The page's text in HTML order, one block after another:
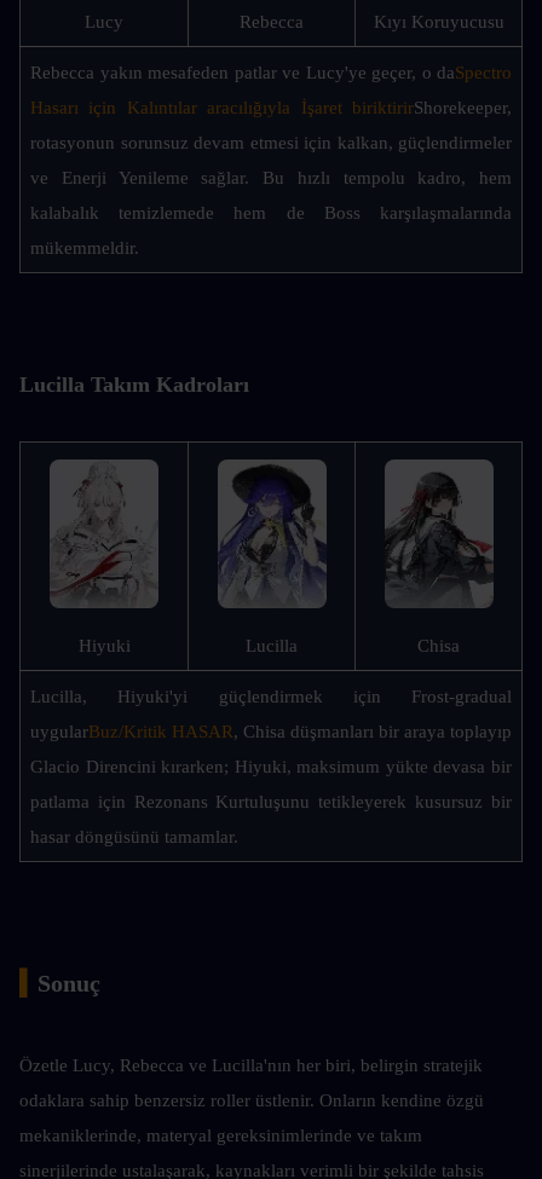
Lucy Rebecca Kıyı Koruyucusu
Rebecca yakın mesafeden patlar ve Lucy'ye geçer, o daSpectro
Hasarı için Kalıntılar aracılığıyla İşaret biriktirirShorekeeper,
rotasyonun sorunsuz devam etmesi için kalkan, güçlendirmeler
ve Enerji Yenileme sağlar. Bu hızlı tempolu kadro, hem
kalabalık temizlemede hem de Boss karşılaşmalarında
mükemmeldir.
Lucilla Takım Kadroları
Hiyuki Lucilla Chisa
Lucilla, Hiyuki'yi güçlendirmek için Frost-gradual
uygularBuz/Kritik HASAR, Chisa düşmanları bir araya toplayıp
Glacio Direncini kırarken; Hiyuki, maksimum yükte devasa bir
patlama için Rezonans Kurtuluşunu tetikleyerek kusursuz bir
hasar döngüsünü tamamlar.
Sonuç
Özetle Lucy, Rebecca ve Lucilla'nın her biri, belirgin stratejik
odaklara sahip benzersiz roller üstlenir. Onların kendine özgü
mekaniklerinde, materyal gereksinimlerinde ve takım
sinerjilerinde ustalaşarak, kaynakları verimli bir şekilde tahsis